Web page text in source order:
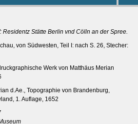
Stätte Berlin vnd Cölln an der Spree.
von Südwesten, Teil I: nach S. 26, Stecher:
Werk von Matthäus Merian
d.Ae., Topographie von Brandenburg,
1. Auflage, 1652